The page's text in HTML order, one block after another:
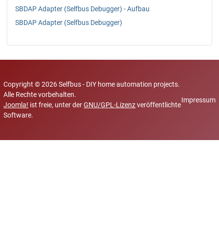
SBDAP Adapter (Selfbus Debugger) - Aufbau
SBDAP Adapter (Selfbus Debugger)
Copyright © 2026 Selfbus - DIY home automation projects.
Alle Rechte vorbehalten.
Joomla! ist freie, unter derGNU/GPL-Lizenzveröffentlichte
Software.
Impressum